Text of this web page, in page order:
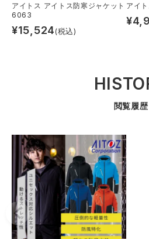
アイトス アイトス防寒ジャケット
6063
¥15,524(税込)
アイ
¥
閲覧履歴